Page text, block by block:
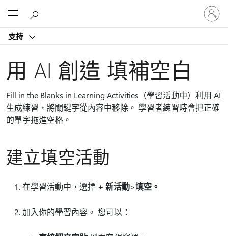
支持
登
入
您
用 AI 創造 填補空白
Fill in the Blanks in Learning Activities（學習活動中）利用 AI
生成練習，將關鍵字從內容中移除。 學習者練習時會把正確
的單字拖進空格。
建立填空活動
在學習活動中，選擇 + 新活動>填空。
加入你的學習內容。 您可以：